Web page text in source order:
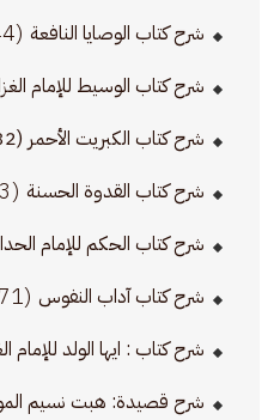
شرح كتاب الوصايا النافعة (44)
شرح كتاب الوسيط للإمام
شرح كتاب الكبريت الأحمر (1432 هجري)
شرح كتاب القدوة الحسنة (13)
شرح كتاب الحكم للإمام
شرح كتاب آداب النفوس (71)
شرح كتاب : ايها الولد للإمام
شرح قصيدة: هبت نسيم